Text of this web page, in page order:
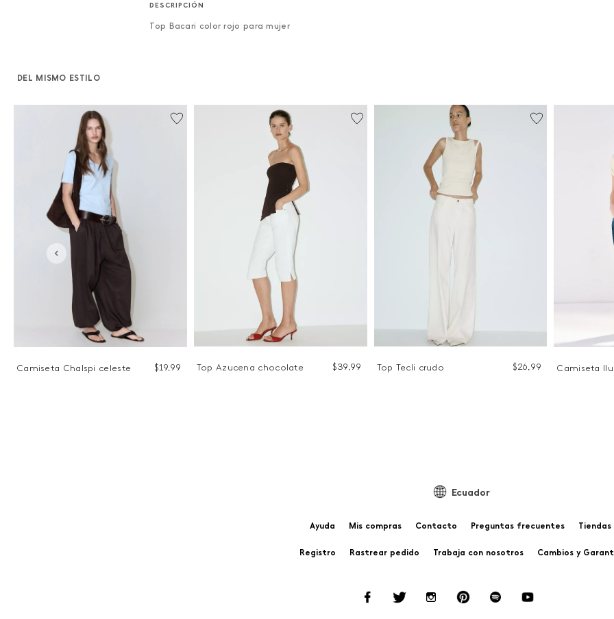
Top Bacari color rojo para mujer
DEL MISMO ESTILO
Camiseta Chalspi celeste $19, 99 Top Azucena chocolate $39,99 Top Tecli crudo $26,99 Camiseta
Ecuador
Ayuda Mis compras Contacto Preguntas frecuentes Tiendas
Registro Rastrear pedido Trabaja con nosotros Cambios y